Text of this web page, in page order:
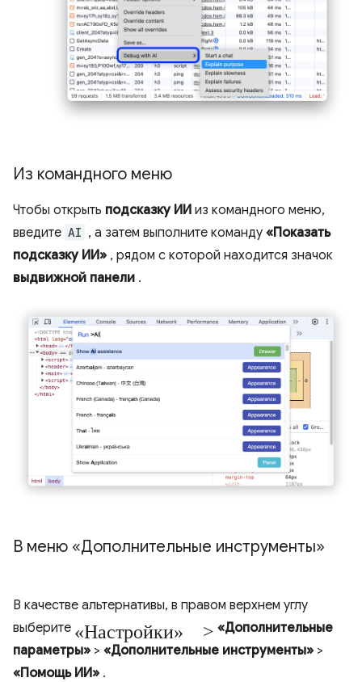
Из командного меню
Чтобы открыть подсказку ИИ из командного меню,
введите AI , а затем выполните команду «Показать
подсказку ИИ» , рядом с которой находится значок
выдвижной панели .
В меню «Дополнительные инструменты»
В качестве альтернативы, в правом верхнем углу
выберите «Настройки» > «Дополнительные
параметры» > «Дополнительные инструменты» >
«Помощь ИИ» .